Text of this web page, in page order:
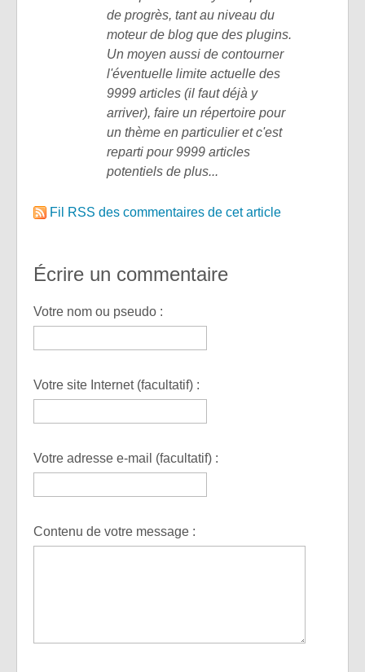
de progrès, tant au niveau du
moteur de blog que des plugins.
Un moyen aussi de contourner
l'éventuelle limite actuelle des
9999 articles (il faut déjà y
arriver), faire un répertoire pour
un thème en particulier et c'est
reparti pour 9999 articles
potentiels de plus...
Fil RSS des commentaires de cet article
Écrire un commentaire
Votre nom ou pseudo :
Votre site Internet (facultatif) :
Votre adresse e-mail (facultatif) :
Contenu de votre message :